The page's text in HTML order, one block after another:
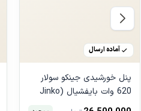
آماده ارسال
پنل خورشیدی جینکو سولار
620 وات بایفشیال (Jinko
Solar 620W Bifacial)